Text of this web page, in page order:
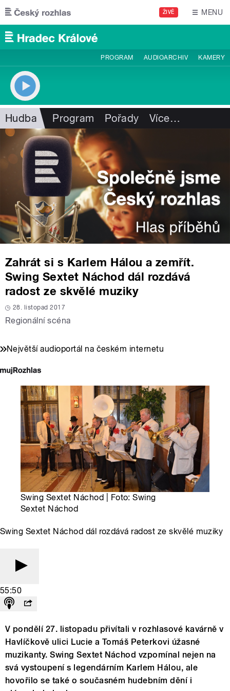
Přejít k hlavnímu obsahu
ŽIVĚ MENU
PROGRAM AUDIOARCHIV KAMERY
Hudba Program Pořady Více…
Zahrát si s Karlem Hálou a zemřít.
Swing Sextet Náchod dál rozdává
radost ze skvělé muziky
28. listopad 2017
Regionální scéna
Největší audioportál na českém internetu
Swing Sextet Náchod | Foto: Swing
Sextet Náchod
Swing Sextet Náchod dál rozdává radost ze skvělé muziky
55:50
V pondělí 27. listopadu přivítali v rozhlasové kavárně v
Havlíčkově ulici Lucie a Tomáš Peterkovi úžasné
muzikanty. Swing Sextet Náchod vzpomínal nejen na
svá vystoupení s legendárním Karlem Hálou, ale
hovořilo se také o současném hudebním dění i